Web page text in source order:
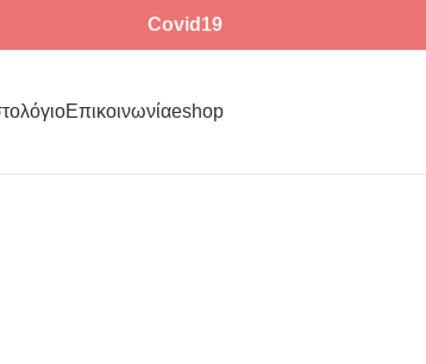
Covid19
Επικοινωνίαeshop